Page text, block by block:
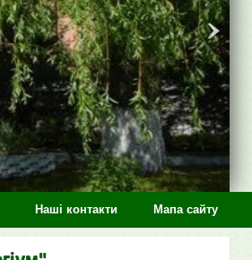
Наші контакти Мапа сайту